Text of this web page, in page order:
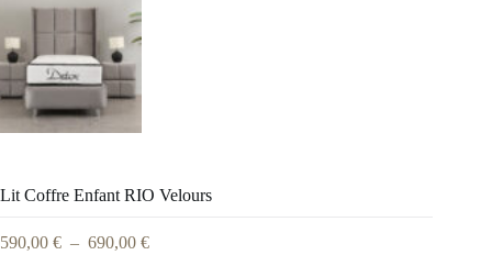
Lit Coffre Enfant RIO Velours
590,00 € – 690,00 €